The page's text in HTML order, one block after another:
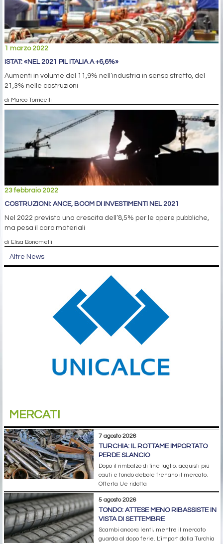
1 marzo 2022
ISTAT: «NEL 2021 PIL ITALIA A +6,6%»
Aumenti in volume del 11,9% nell’industria in senso stretto, del
21,3% nelle costruzioni
di Marco Torricelli
23 febbraio 2022
COSTRUZIONI: ANCE, BOOM DI INVESTIMENTI NEL 2021
Nel 2022 prevista una crescita dell’8,5% per le opere pubbliche,
ma pesa il caro materiali
di Elisa Bonomelli
Altre News
MERCATI
7 agosto 2026
TURCHIA: IL ROTTAME IMPORTATO
PERDE SLANCIO
Dopo il rimbalzo di fine luglio, acquisti più
cauti e tondo debole frenano il mercato.
Offerta Ue ridotta
5 agosto 2026
TONDO: ATTESE MENO RIBASSISTE IN
VISTA DI SETTEMBRE
Scambi ancora lenti, mentre il mercato
guarda al dopo ferie. L’import dalla Turchia